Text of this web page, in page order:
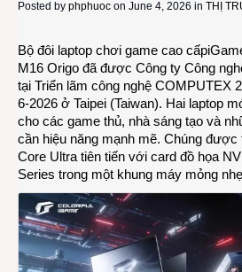
Posted by phphuoc on June 4, 2026 in THỊ
Bộ đôi laptop chơi game cao
M16 Origo đã được Công ty Công
tại Triển lãm công nghệ COMPUTEX
6-2026 ở Taipei (Taiwan). Hai laptop
cho các game thủ, nhà sáng tạo và
cần hiệu năng mạnh mẽ. Chúng
Core Ultra tiên tiến với card đồ họa
Series trong một khung máy mỏng